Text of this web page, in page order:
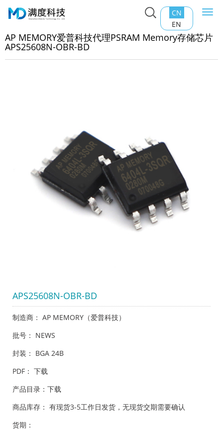
CN
EN
主页>产品中心>RAM Memory
AP MEMORY爱普科技代
AP MEMORY爱普科技代理PSRAM Memory存储芯片
APS25608N-OBR-BD
APS25608N-OBR-BD
制造商： AP MEMORY（爱普科技）
批号： NEWS
封装： BGA 24B
PDF： 下载
产品目录： 下载
商品库存： 有现货3-5工作日发货，无现货交期需要确认
货期：